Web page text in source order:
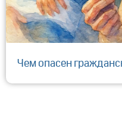
​Чем опасен